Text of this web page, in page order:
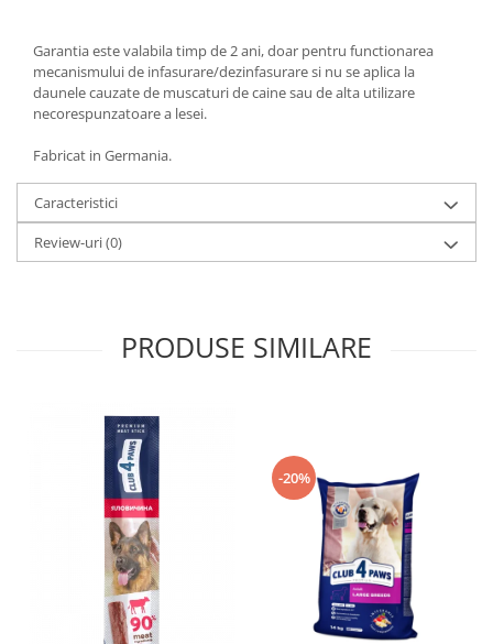
Garantia este valabila timp de 2 ani, doar pentru functionarea
mecanismului de infasurare/dezinfasurare si nu se aplica la
daunele cauzate de muscaturi de caine sau de alta utilizare
necorespunzatoare a lesei.
Fabricat in Germania.
Caracteristici
Review-uri(0)
PRODUSE SIMILARE
-20%